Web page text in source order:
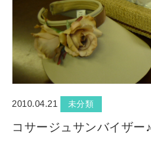
2010.04.21 未分類
コサージュサンバイザー♪